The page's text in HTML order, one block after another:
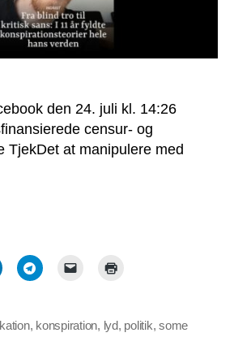
den 24. juli kl. 14:26
censur- og
TjekDet at manipulere med
, konspiration, lyd, politik,some